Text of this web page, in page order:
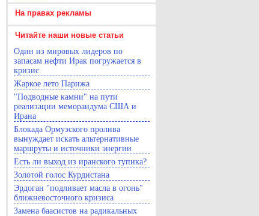
На правах рекламы
Читайте наши новые статьи
Один из мировых лидеров по
запасам нефти Ирак погружается в
кризис
Жаркое лето Парижа
"Подводные камни" на пути
реализации меморандума США и
Ирана
Блокада Ормузского пролива
вынуждает искать альтернативные
маршруты и источники энергии
Есть ли выход из иранского тупика?
Золотой голос Курдистана
Эрдоган "подливает масла в огонь"
ближневосточного кризиса
Замена баасистов на радикальных